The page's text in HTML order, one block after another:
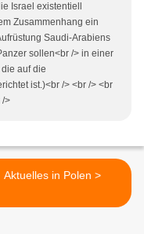
Israel existentiell
Zusammenhang ein
Saudi-Arabiens
sollen<br /> in einer
auf die
ist.)<br /> <br /> <br
/>
Aktuelles in Polen >